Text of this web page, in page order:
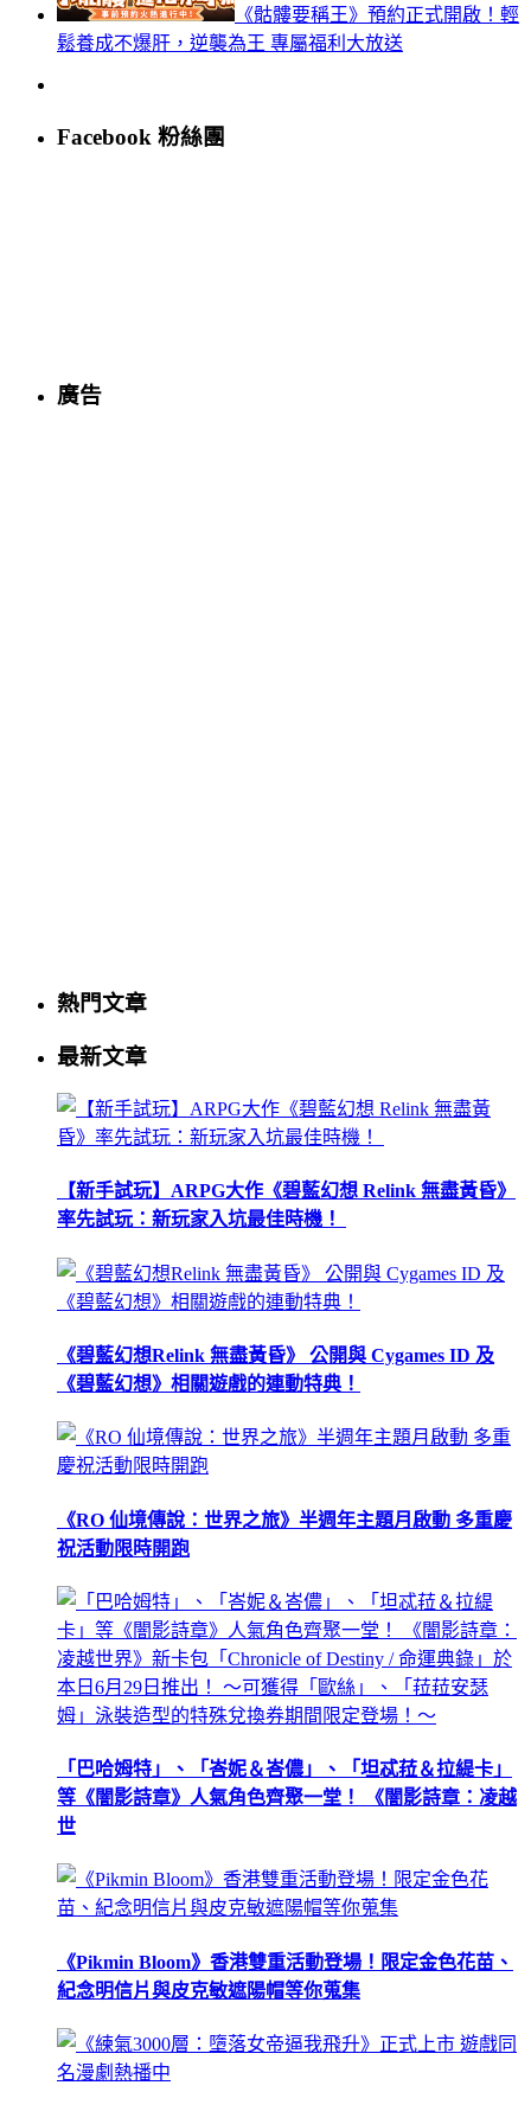
《骷髏要稱王》預約正式開啟！輕
鬆養成不爆肝，逆襲為王 專屬福利大放送
Facebook 粉絲團
廣告
熱門文章
最新文章
【新手試玩】ARPG大作《碧藍幻想 Relink 無盡黃昏》
率先試玩：新玩家入坑最佳時機！
《碧藍幻想Relink 無盡黃昏》 公開與 Cygames ID 及
《碧藍幻想》相關遊戲的連動特典！
《RO 仙境傳說：世界之旅》半週年主題月啟動 多重慶
祝活動限時開跑
「巴哈姆特」、「峇妮＆峇儂」、「坦忒菈＆拉緹卡」
等《闇影詩章》人氣角色齊聚一堂！ 《闇影詩章：凌越
世
《Pikmin Bloom》香港雙重活動登場！限定金色花苗、
紀念明信片與皮克敏遮陽帽等你蒐集